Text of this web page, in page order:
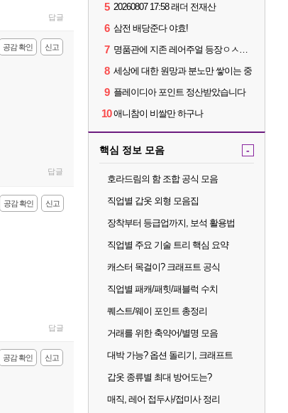
답글
신고
공감 확인
답글
신고
공감 확인
답글
신고
공감 확인
5 20260807 17:58 래더 전재산
6 삼전 배당준다 야효!
7 명품관에 지존 레어주얼 등장ㅇㅅㅇ...
8 세상에 대한 원망과 분노만 쌓이는 중
9 플레이디아 포인트 정산받았습니다
10 애니참이 비쌀만 하구나
핵심 정보 모음 -
호라드림의 함 조합 공식 모음
직업별 갑옷 외형 모음집
장착부터 등급업까지, 보석 활용법
직업별 주요 기술 트리 핵심 요약
캐스터 목걸이? 크래프트 공식
직업별 패캐/패힛/패블럭 수치
퀘스트/웨이 포인트 총정리
거래를 위한 축약어/별명 모음
대박 가능? 옵션 돌리기, 크래프트
갑옷 종류별 최대 방어도는?
매직, 레어 접두사/접미사 정리